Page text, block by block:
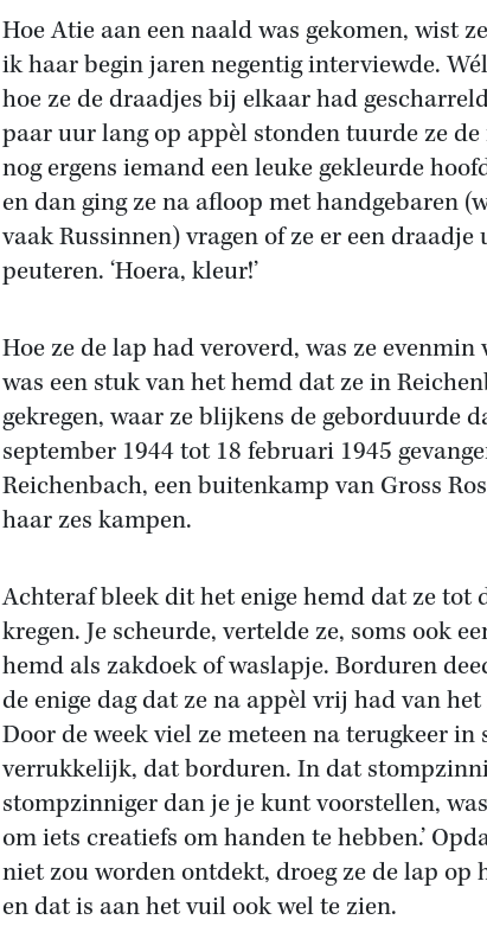
Hoe Atie aan een naald was gekomen, wist
ik haar begin jaren negentig interviewde.
hoe ze de draadjes bij elkaar had
paar uur lang op appèl stonden tuurde ze de
nog ergens iemand een leuke gekleurde
en dan ging ze na afloop met handgebaren
vaak Russinnen) vragen of ze er een
peuteren. ‘Hoera, kleur!’
Hoe ze de lap had veroverd, was ze evenmin
was een stuk van het hemd dat ze in
gekregen, waar ze blijkens de geborduurde
september 1944 tot 18 februari 1945
Reichenbach, een buitenkamp van Gross
haar zes kampen.
Achteraf bleek dit het enige hemd dat ze tot
kregen. Je scheurde, vertelde ze, soms ook
hemd als zakdoek of waslapje. Borduren
de enige dag dat ze na appèl vrij had van
Door de week viel ze meteen na terugkeer in
verrukkelijk, dat borduren. In dat
stompzinniger dan je je kunt voorstellen,
om iets creatiefs om handen te hebben.’
niet zou worden ontdekt, droeg ze de lap op
en dat is aan het vuil ook wel te zien.